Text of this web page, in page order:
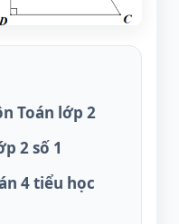
Toán lớp 2
2 số 1
4 tiểu học